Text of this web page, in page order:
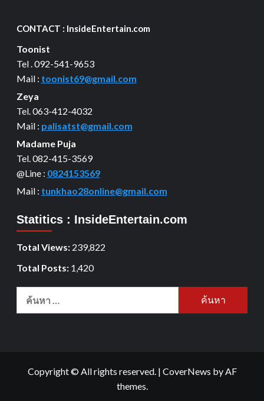
CONTACT : InsideEntertain.com
Toonist
Tel . 092-541-9653
Mail : toonist69@gmail.com
Zeya
Tel. 063-412-4032
Mail : palisatst@gmail.com
Madame Puja
Tel. 082-415-3569
@Line : 0824153569
Mail : tunkhao28online@gmail.com
Statitics : InsideEntertain.com
Total Views: 239,822
Total Posts: 1,420
Copyright © All rights reserved. | CoverNews by AF
themes.